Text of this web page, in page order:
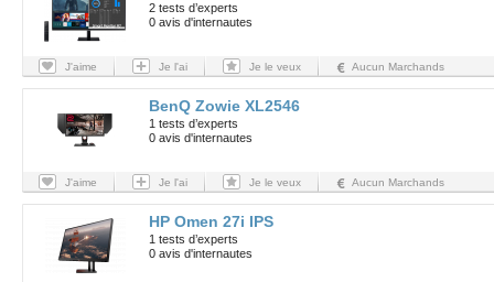
2 tests d’experts
0 avis d'internautes
J'aime Je l'ai Je le veux Aucun Marchands
BenQ Zowie XL2546
1 tests d’experts
0 avis d'internautes
J'aime Je l'ai Je le veux Aucun Marchands
HP Omen 27i IPS
1 tests d’experts
0 avis d'internautes